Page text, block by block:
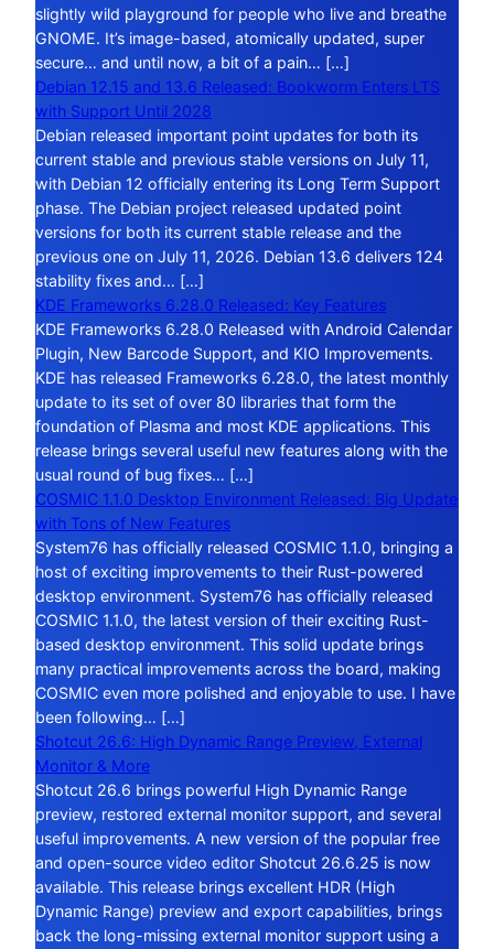
slightly wild playground for people who live and breathe
GNOME. It’s image-based, atomically updated, super
secure… and until now, a bit of a pain… […]
Debian 12.15 and 13.6 Released: Bookworm Enters LTS
with Support Until 2028
Debian released important point updates for both its
current stable and previous stable versions on July 11,
with Debian 12 officially entering its Long Term Support
phase. The Debian project released updated point
versions for both its current stable release and the
previous one on July 11, 2026. Debian 13.6 delivers 124
stability fixes and… […]
KDE Frameworks 6.28.0 Released: Key Features
KDE Frameworks 6.28.0 Released with Android Calendar
Plugin, New Barcode Support, and KIO Improvements.
KDE has released Frameworks 6.28.0, the latest monthly
update to its set of over 80 libraries that form the
foundation of Plasma and most KDE applications. This
release brings several useful new features along with the
usual round of bug fixes… […]
COSMIC 1.1.0 Desktop Environment Released: Big Update
with Tons of New Features
System76 has officially released COSMIC 1.1.0, bringing a
host of exciting improvements to their Rust-powered
desktop environment. System76 has officially released
COSMIC 1.1.0, the latest version of their exciting Rust-
based desktop environment. This solid update brings
many practical improvements across the board, making
COSMIC even more polished and enjoyable to use. I have
been following… […]
Shotcut 26.6: High Dynamic Range Preview, External
Monitor & More
Shotcut 26.6 brings powerful High Dynamic Range
preview, restored external monitor support, and several
useful improvements. A new version of the popular free
and open-source video editor Shotcut 26.6.25 is now
available. This release brings excellent HDR (High
Dynamic Range) preview and export capabilities, brings
back the long-missing external monitor support using a